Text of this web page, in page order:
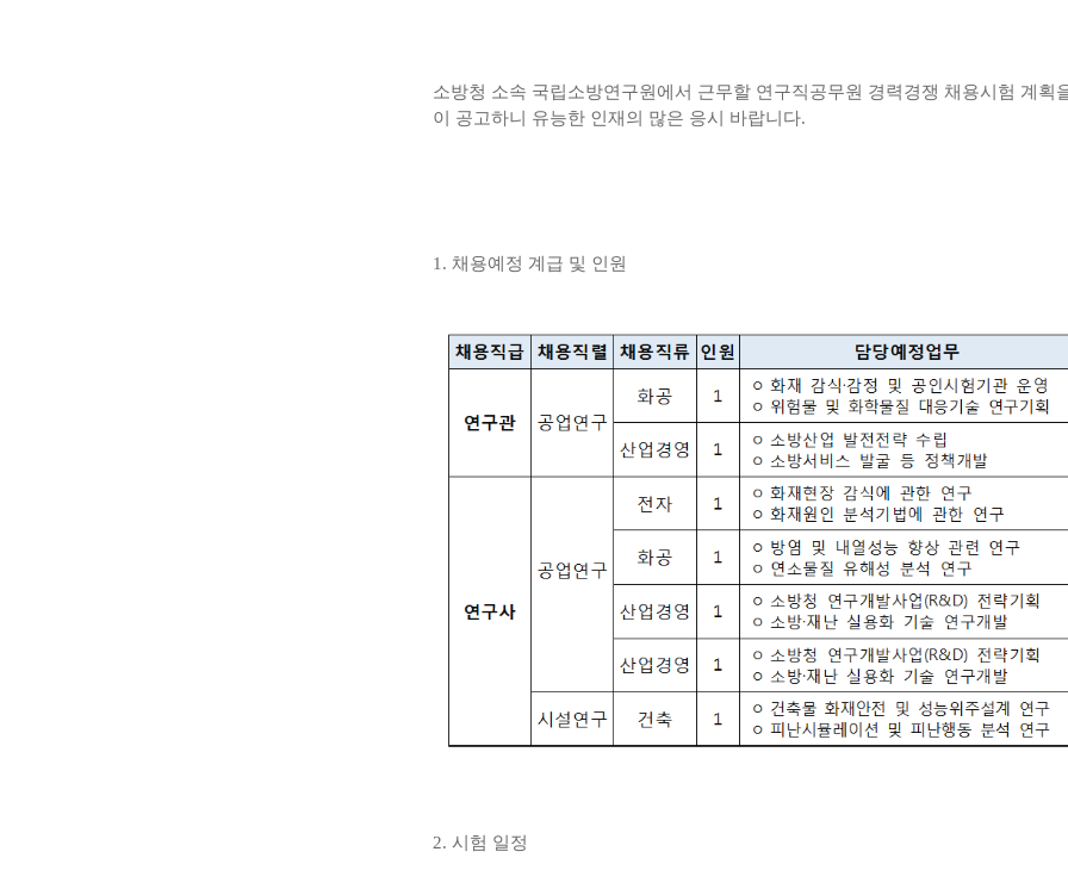
소방청 소속 국립소방연구원에서 근무할 연구직공무원 경력경쟁 채용시험 계획
이 공고하니 유능한 인재의 많은 응시 바랍니다.
1. 채용예정 계급 및 인원
2. 시험 일정